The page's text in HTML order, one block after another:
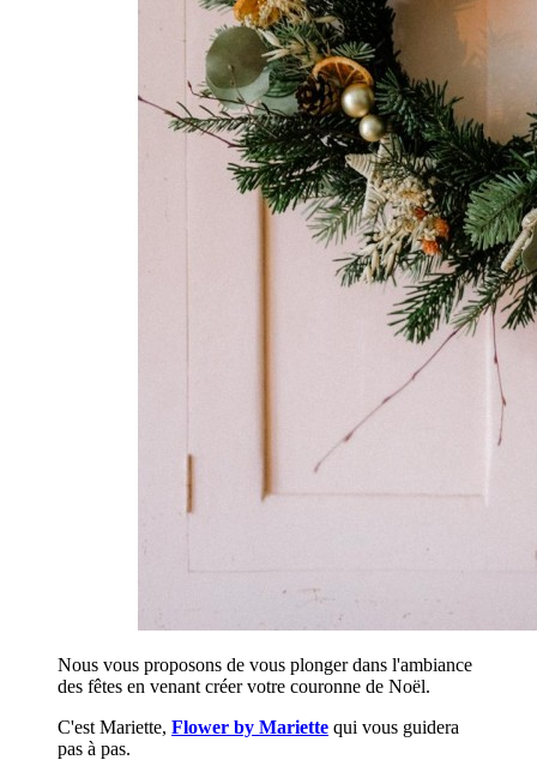
Nous vous proposons de vous plonger dans l'ambiance
des fêtes en venant créer votre couronne de Noël.
C'est Mariette, Flower by Mariette qui vous guidera
pas à pas.